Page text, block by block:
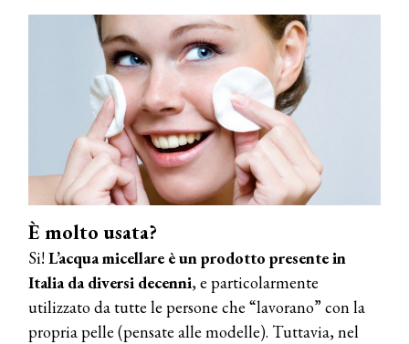
È molto usata?
Si!L’acqua micellare è un prodotto presente in
Italia da diversi decenni, e particolarmente
utilizzato da tutte le persone che “lavorano” con la
propria pelle (pensate alle modelle). Tuttavia, nel